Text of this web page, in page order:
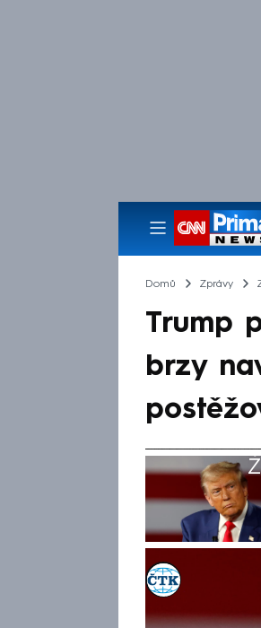
Domů Zprávy
Trump
brzy
ČTK
3. úno 2025, 06:40